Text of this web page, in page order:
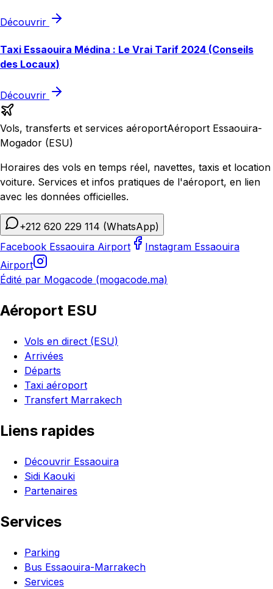
Découvrir
Taxi Essaouira Médina : Le Vrai Tarif 2024 (Conseils
des Locaux)
Découvrir
Vols, transferts et services aéroportAéroport Essaouira-
Mogador (ESU)
Horaires des vols en temps réel, navettes, taxis et location
voiture. Services et infos pratiques de l'aéroport, en lien
avec les données officielles.
+212 620 229 114 (WhatsApp)
Facebook Essaouira Airport
Instagram Essaouira
Airport
Édité par Mogacode (mogacode.ma)
Aéroport ESU
Vols en direct (ESU)
Arrivées
Départs
Taxi aéroport
Transfert Marrakech
Liens rapides
Découvrir Essaouira
Sidi Kaouki
Partenaires
Services
Parking
Bus Essaouira-Marrakech
Services